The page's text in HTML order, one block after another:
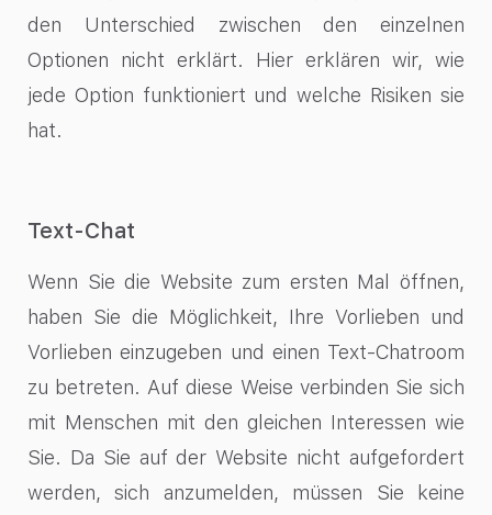
den Unterschied zwischen den einzelnen
Optionen nicht erklärt. Hier erklären wir, wie
jede Option funktioniert und welche Risiken sie
hat.
Text-Chat
Wenn Sie die Website zum ersten Mal öffnen,
haben Sie die Möglichkeit, Ihre Vorlieben und
Vorlieben einzugeben und einen Text-Chatroom
zu betreten. Auf diese Weise verbinden Sie sich
mit Menschen mit den gleichen Interessen wie
Sie. Da Sie auf der Website nicht aufgefordert
werden, sich anzumelden, müssen Sie keine